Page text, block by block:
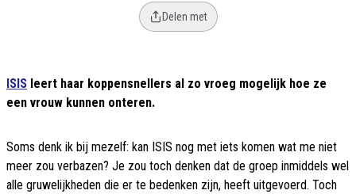
Delen met
ISIS leert haar koppensnellers al zo vroeg mogelijk hoe ze
een vrouw kunnen onteren.
Soms denk ik bij mezelf: kan ISIS nog met iets komen wat me niet
meer zou verbazen? Je zou toch denken dat de groep inmiddels wel
alle gruwelijkheden die er te bedenken zijn, heeft uitgevoerd. Toch